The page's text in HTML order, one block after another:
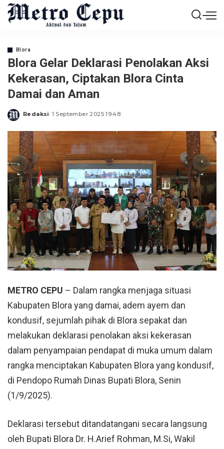
Blora
Blora Gelar Deklarasi Penolakan Aksi
Kekerasan, Ciptakan Blora Cinta
Damai dan Aman
Posted
Redaksi 1 September 2025 19:48
METRO CEPU – Dalam rangka menjaga situasi
Kabupaten Blora yang damai, adem ayem dan
kondusif, sejumlah pihak di Blora sepakat dan
melakukan deklarasi penolakan aksi kekerasan
dalam penyampaian pendapat di muka umum dalam
rangka menciptakan Kabupaten Blora yang kondusif,
di Pendopo Rumah Dinas Bupati Blora, Senin
(1/9/2025).
Deklarasi tersebut ditandatangani secara langsung
oleh Bupati Blora Dr. H.Arief Rohman, M.Si, Wakil